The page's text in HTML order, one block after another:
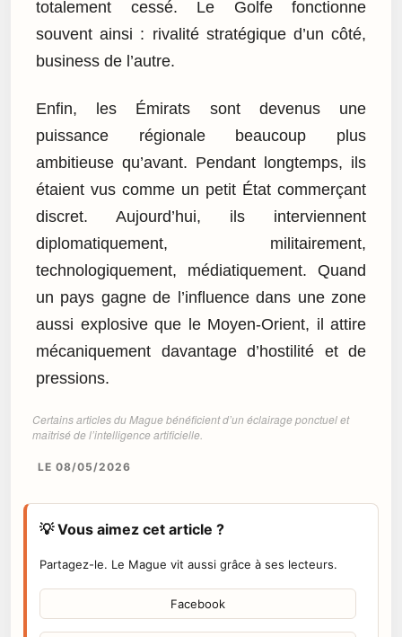
totalement cessé. Le Golfe fonctionne
souvent ainsi : rivalité stratégique d’un côté,
business de l’autre.
Enfin, les Émirats sont devenus une
puissance régionale beaucoup plus
ambitieuse qu’avant. Pendant longtemps, ils
étaient vus comme un petit État commerçant
discret. Aujourd’hui, ils interviennent
diplomatiquement, militairement,
technologiquement, médiatiquement. Quand
un pays gagne de l’influence dans une zone
aussi explosive que le Moyen-Orient, il attire
mécaniquement davantage d’hostilité et de
pressions.
Certains articles du Mague bénéficient d’un éclairage ponctuel et
maîtrisé de l’intelligence artificielle.
LE 08/05/2026
💡 Vous aimez cet article ?
Partagez-le. Le Mague vit aussi grâce à ses lecteurs.
Facebook